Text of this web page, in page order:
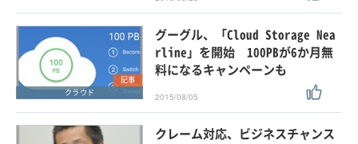
記事
クラウド
グーグル、「Cloud Storage Nea
rline」を開始 100PBが6か月無
料になるキャンペーンも
2015/08/05
クレーム対応、ビジネスチャンス